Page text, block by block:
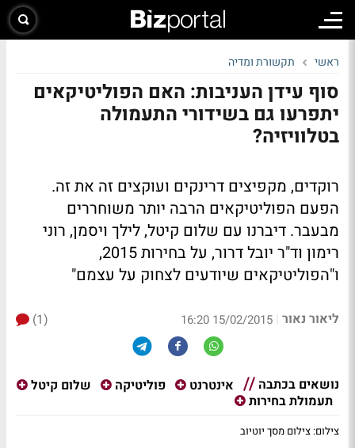
ראשי תקשורת ומדיה
סוף עידן העניבות: האם הפוליטיקאים
יתפרעו גם בשידורי התעמולה
בטלוויזיה?
רוקדים, מקפיצים דרינקים ועוקצים זה את זה.
הפעם הפוליטיקאים הרבה יותר משוחררים
מבעבר. דיברנו עם שלום קיטל, לילך ויסמן, רוני
רימון וד"ר יובל דרור, על בחירות 2015,
ו"הפוליטיקאים שיודעים לצחוק על עצמם"
ליאור נאור |
15/02/2015 16:20
(1)
נושאים בכתבה אינטרנט פוליטיקה
שלום קיטל
תעמולת בחירות
צילום: צילום מסך יוטיוב